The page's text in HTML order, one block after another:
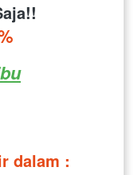
dalam :